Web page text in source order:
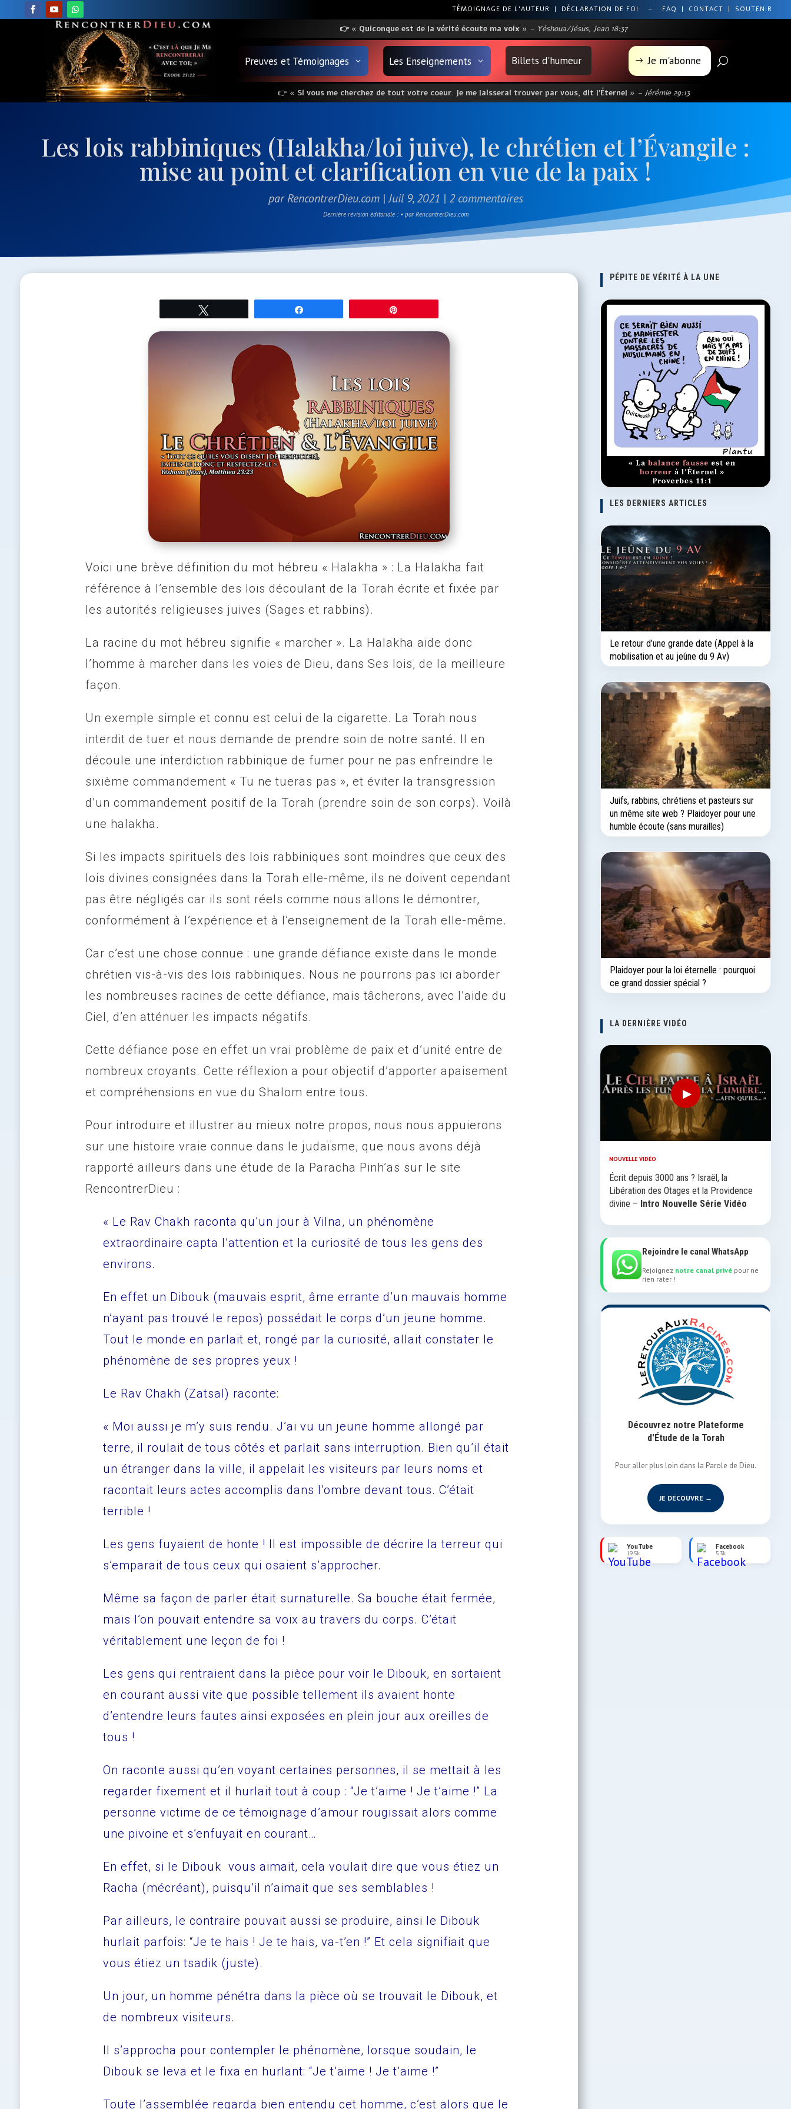
TÉMOIGNAGE DE L’AUTEUR | DÉCLARATION DE FOI – FAQ | CONTACT | SOUTENIR
👉 « Quiconque est de la vérité écoute ma voix » – Yéshoua/Jésus, Jean 18:37
Preuves et Témoignages Les Enseignements Billets d'humeur $ Je m'abonne U
👉 « Si vous me cherchez de tout votre coeur. Je me laisserai trouver par vous, dit l’Éternel » – Jérémie 29:13
Les lois rabbiniques (Halakha/loi juive), le chrétien et l’Évangile :
mise au point et clarification en vue de la paix !
parRencontrerDieu.com|Juil 9, 2021 | 2 commentaires
Dernière révision éditoriale : • par RencontrerDieu.com
Voici une brève définition du mot hébreu « Halakha » : La Halakha fait
référence à l’ensemble des lois découlant de la Torah écrite et fixée par
les autorités religieuses juives (Sages et rabbins).
La racine du mot hébreu signifie « marcher ». La Halakha aide donc
l’homme à marcher dans les voies de Dieu, dans Ses lois, de la meilleure
façon.
Un exemple simple et connu est celui de la cigarette. La Torah nous
interdit de tuer et nous demande de prendre soin de notre santé. Il en
découle une interdiction rabbinique de fumer pour ne pas enfreindre le
sixième commandement « Tu ne tueras pas », et éviter la transgression
d’un commandement positif de la Torah (prendre soin de son corps). Voilà
une halakha.
Si les impacts spirituels des lois rabbiniques sont moindres que ceux des
lois divines consignées dans la Torah elle-même, ils ne doivent cependant
pas être négligés car ils sont réels comme nous allons le démontrer,
conformément à l’expérience et à l’enseignement de la Torah elle-même.
Car c’est une chose connue : une grande défiance existe dans le monde
chrétien vis-à-vis des lois rabbiniques. Nous ne pourrons pas ici aborder
les nombreuses racines de cette défiance, mais tâcherons, avec l’aide du
Ciel, d’en atténuer les impacts négatifs.
Cette défiance pose en effet un vrai problème de paix et d’unité entre de
nombreux croyants. Cette réflexion a pour objectif d’apporter apaisement
et compréhensions en vue du Shalom entre tous.
Pour introduire et illustrer au mieux notre propos, nous nous appuierons
sur une histoire vraie connue dans le judaïsme, que nous avons déjà
rapporté ailleurs dans une étude de la Paracha Pinh’as sur le site
RencontrerDieu :
« Le Rav Chakh raconta qu’un jour à Vilna, un phénomène
extraordinaire capta l’attention et la curiosité de tous les gens des
environs.
En effet un Dibouk (mauvais esprit, âme errante d’un mauvais homme
n’ayant pas trouvé le repos) possédait le corps d’un jeune homme.
Tout le monde en parlait et, rongé par la curiosité, allait constater le
phénomène de ses propres yeux !
Le Rav Chakh (Zatsal) raconte:
« Moi aussi je m’y suis rendu. J’ai vu un jeune homme allongé par
terre, il roulait de tous côtés et parlait sans interruption. Bien qu’il était
un étranger dans la ville, il appelait les visiteurs par leurs noms et
racontait leurs actes accomplis dans l’ombre devant tous. C’était
terrible !
Les gens fuyaient de honte ! Il est impossible de décrire la terreur qui
s’emparait de tous ceux qui osaient s’approcher.
Même sa façon de parler était surnaturelle. Sa bouche était fermée,
mais l’on pouvait entendre sa voix au travers du corps. C’était
véritablement une leçon de foi !
Les gens qui rentraient dans la pièce pour voir le Dibouk, en sortaient
en courant aussi vite que possible tellement ils avaient honte
d’entendre leurs fautes ainsi exposées en plein jour aux oreilles de
tous !
On raconte aussi qu’en voyant certaines personnes, il se mettait à les
regarder fixement et il hurlait tout à coup : “Je t’aime ! Je t’aime !” La
personne victime de ce témoignage d’amour rougissait alors comme
une pivoine et s’enfuyait en courant…
En effet, si le Dibouk vous aimait, cela voulait dire que vous étiez un
Racha (mécréant), puisqu’il n’aimait que ses semblables !
Par ailleurs, le contraire pouvait aussi se produire, ainsi le Dibouk
hurlait parfois: “Je te hais ! Je te hais, va-t’en !” Et cela signifiait que
vous étiez un tsadik (juste).
Un jour, un homme pénétra dans la pièce où se trouvait le Dibouk, et
de nombreux visiteurs.
Il s’approcha pour contempler le phénomène, lorsque soudain, le
Dibouk se leva et le fixa en hurlant: “Je t’aime ! Je t’aime !”
Toute l’assemblée regarda bien entendu cet homme, c’est alors que le
PÉPITE DE VÉRITÉ À LA UNE
LES DERNIERS ARTICLES
Le retour d’une grande date (Appel à la
mobilisation et au jeûne du 9 Av)
Juifs, rabbins, chrétiens et pasteurs sur
un même site web ? Plaidoyer pour une
humble écoute (sans murailles)
Plaidoyer pour la loi éternelle : pourquoi
ce grand dossier spécial ?
LA DERNIÈRE VIDÉO
▶
NOUVELLE VIDÉO
Écrit depuis 3000 ans ? Israël, la
Libération des Otages et la Providence
divine – Intro Nouvelle Série Vidéo
Rejoindre le canal WhatsApp
Rejoignez notre canal privé pour ne
rien rater !
Découvrez notre Plateforme
d'Étude de la Torah
Pour aller plus loin dans la Parole de Dieu.
JE DÉCOUVRE →
YouTube
19.5k
Facebook
5.3k